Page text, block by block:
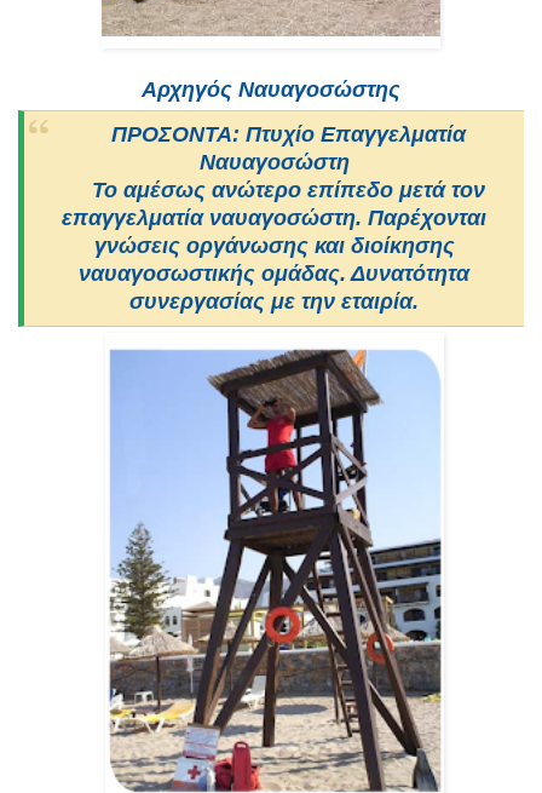
Αρχηγός Ναυαγοσώστης
ΠΡΟΣΟΝΤΑ: Πτυχίο Επαγγελματία
Ναυαγοσώστη
Το αμέσως ανώτερο επίπεδο μετά τον
επαγγελματία ναυαγοσώστη. Παρέχονται
γνώσεις οργάνωσης και διοίκησης
ναυαγοσωστικής ομάδας. Δυνατότητα
συνεργασίας με την εταιρία.